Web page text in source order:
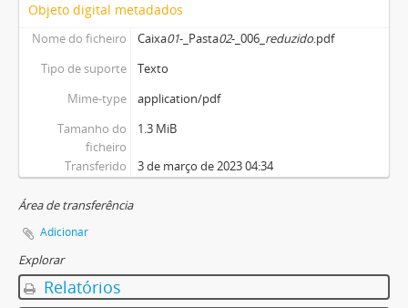
Objeto digital metadados
Nome do ficheiro Caixa01-_Pasta02-_006_ reduzido.pdf
Tipo de suporte
Texto
Mime-type
application/pdf
Tamanho do
ficheiro
1.3 MiB
Transferido 3 de março de 2023 04:34
Área de transferência
Adicionar
Explorar
Relatórios